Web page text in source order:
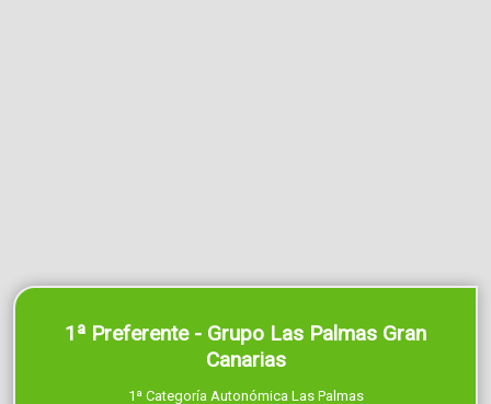
1ª Preferente - Grupo Las Palmas Gran
Canarias
1ª Categoría Autonómica Las Palmas